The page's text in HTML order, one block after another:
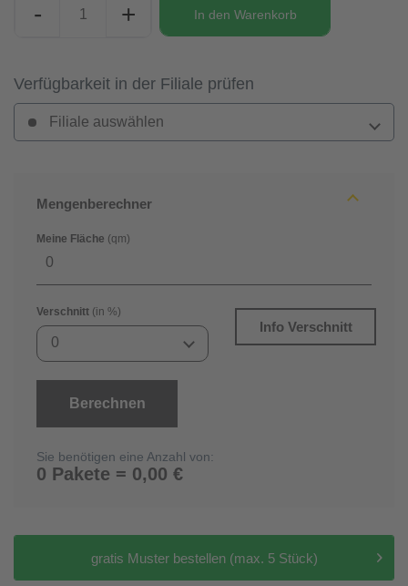
- + In den Warenkorb
Verfügbarkeit in der Filiale prüfen
Filiale auswählen
Mengenberechner
Meine Fläche (qm)
Verschnitt (in %)
0
Info Verschnitt
Berechnen
Sie benötigen eine Anzahl von:
0 Pakete = 0,00 €
gratis Muster bestellen (max. 5 Stück)